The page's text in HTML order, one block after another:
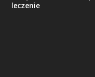
leczenie